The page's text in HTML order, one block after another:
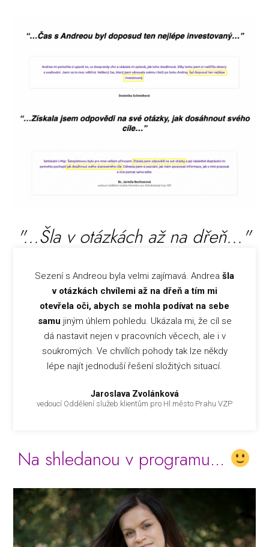
"...Šla v otázkách až na dřeň..."
Sezení s Andreou byla velmi zajímavá. Andrea šla
v otázkách chvílemi až na dřeň a tím mi
otevřela oči, abych se mohla podívat na sebe
samu jiným úhlem pohledu. Ukázala mi, že cíl se
dá nastavit nejen v pracovních věcech, ale i v
soukromých. Ve chvílích pohody tak lze někdy
lépe najít jednoduší řešení složitých situací.
Jaroslava Zvolánková
vedoucí Oddělení služeb klientům pro Hl.město Prahu VZP
Na shledanou v programu...